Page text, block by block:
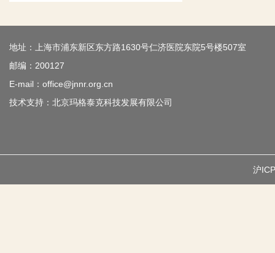
病例报告
地址：上海市浦东新区东方路1630号仁济医院东院5号楼507室
邮编：200127
E-mail：office@jnnr.org.cn
技术支持： 北京玛格泰克科技发展有限公司
沪